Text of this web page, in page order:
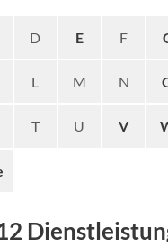
D E F
L M N
T U V